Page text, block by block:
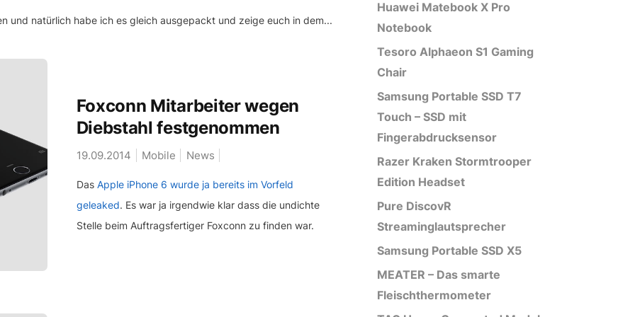
und natürlich habe ich es gleich ausgepackt und zeige euch in dem...
Foxconn Mitarbeiter wegen
Diebstahl festgenommen
19.09.2014 Mobile News
Das Apple iPhone 6 wurde ja bereits im Vorfeld
geleaked. Es war ja irgendwie klar dass die undichte
Stelle beim Auftragsfertiger Foxconn zu finden war.
Huawei Matebook X Pro
Notebook
Tesoro Alphaeon S1 Gaming
Chair
Samsung Portable SSD T7
Touch – SSD mit
Fingerabdrucksensor
Razer Kraken Stormtrooper
Edition Headset
Pure DiscovR
Streaminglautsprecher
Samsung Portable SSD X5
MEATER – Das smarte
Fleischthermometer